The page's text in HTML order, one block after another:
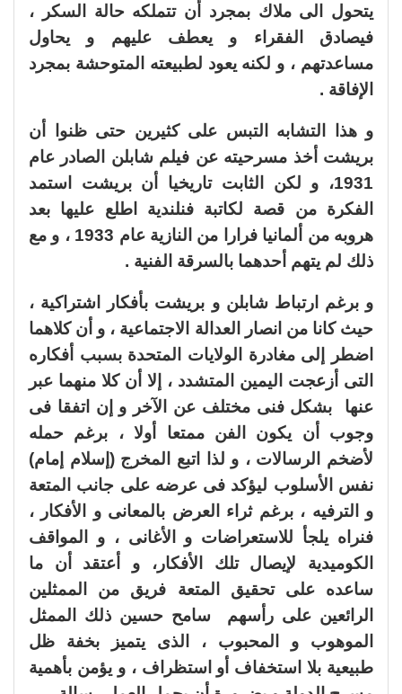
يتحول الى ملاك بمجرد أن تتملكه حالة السكر ،
فيصادق الفقراء و يعطف عليهم و يحاول
مساعدتهم ، و لكنه يعود لطبيعته المتوحشة بمجرد
الإفاقة .
و هذا التشابه التبس على كثيرين حتى ظنوا أن
بريشت أخذ مسرحيته عن فيلم شابلن الصادر عام
1931، و لكن الثابت تاريخيا أن بريشت استمد
الفكرة من قصة لكاتبة فنلندية اطلع عليها بعد
هروبه من ألمانيا فرارا من النازية عام 1933 ، و مع
ذلك لم يتهم أحدهما بالسرقة الفنية .
و برغم ارتباط شابلن و بريشت بأفكار اشتراكية ،
حيث كانا من انصار العدالة الاجتماعية ، و أن كلاهما
اضطر إلى مغادرة الولايات المتحدة بسبب أفكاره
التى أزعجت اليمين المتشدد ، إلا أن كلا منهما عبر
عنها بشكل فنى مختلف عن الآخر و إن اتفقا فى
وجوب أن يكون الفن ممتعا أولا ، برغم حمله
لأضخم الرسالات ، و لذا اتبع المخرج (إسلام إمام)
نفس الأسلوب ليؤكد فى عرضه على جانب المتعة
و الترفيه ، برغم ثراء العرض بالمعانى و الأفكار ،
فنراه يلجأ للاستعراضات و الأغانى ، و المواقف
الكوميدية لإيصال تلك الأفكار، و أعتقد أن ما
ساعده على تحقيق المتعة فريق من الممثلين
الرائعين على رأسهم سامح حسين ذلك الممثل
الموهوب و المحبوب ، الذى يتميز بخفة ظل
طبيعية بلا استخفاف أو استظراف ، و يؤمن بأهمية